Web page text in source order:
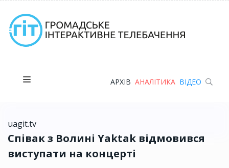
АРХІВ АНАЛІТИКА ВІДЕО
uagit.tv
Співак з Волині Yaktak відмовився
виступати на концерті